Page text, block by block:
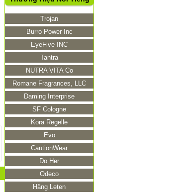
Trojan
Burro Power Inc
EyeFive INC
Tantra
NUTRA VITA Co
Romane Fragrances, LLC
Daming Interprise
SF Cologne
Kora Regelle
Evo
CautionWear
Do Her
Odeco
Hãng Leten